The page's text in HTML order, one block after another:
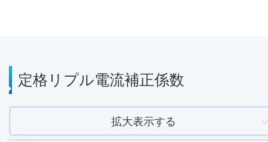
定格リプル電流補正係数
拡大表示する